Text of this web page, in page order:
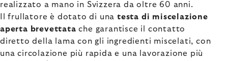
realizzato a mano in Svizzera da oltre 60 anni.
Il frullatore è dotato di una testa di miscelazione
aperta brevettata che garantisce il contatto
diretto della lama con gli ingredienti miscelati, con
una circolazione più rapida e una lavorazione più